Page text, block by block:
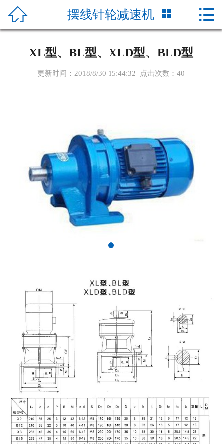
 首页
客户服务
联系我们
 摆线针轮减速机  
XL型、BL型、XLD型、BLD型
更新时间：2018/8/30 15:44:32 点击次数： 40